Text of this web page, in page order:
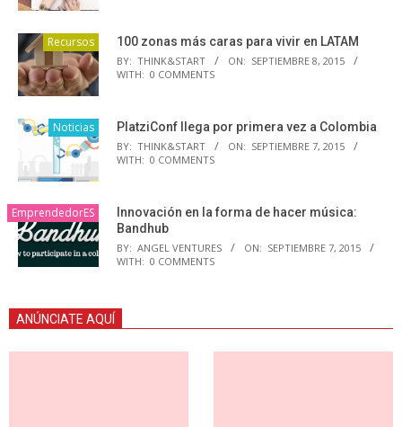
Recursos 100 zonas más caras para vivir en LATAM
BY: THINK&START ON: SEPTIEMBRE 8, 2015
WITH: 0 COMMENTS
Noticias PlatziConf llega por primera vez a Colombia
BY: THINK&START ON: SEPTIEMBRE 7, 2015
WITH: 0 COMMENTS
EmprendedorES
Innovación en la forma de hacer música:
Bandhub
BY: ANGEL VENTURES ON: SEPTIEMBRE 7, 2015
WITH: 0 COMMENTS
ANÚNCIATE AQUÍ